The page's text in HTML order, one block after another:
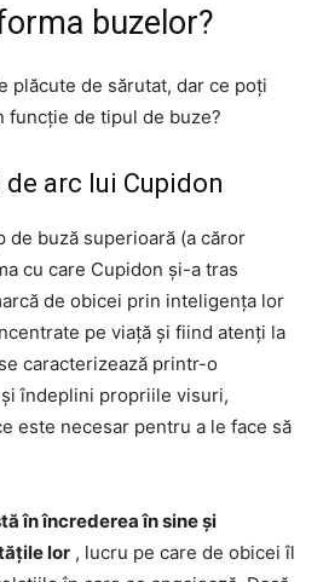
buzelor?
plăcute de sărutat, dar ce poți
funcție de tipul de buze?
arc lui Cupidon
de buză superioară (a căror
cu care Cupidon și-a tras
de obicei prin inteligența lor
pe viață și fiind atenți la
caracterizează printr-o
îndeplini propriile visuri,
este necesar pentru a le face să
în încrederea în sine și
lor , lucru pe care de obicei îl